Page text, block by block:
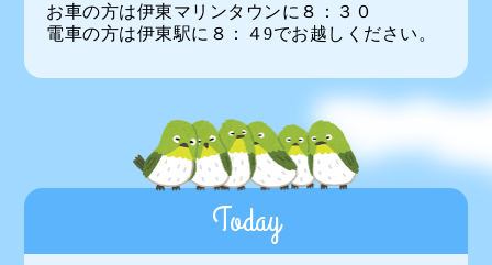
お車の方は伊東マリンタウンに８：３０
電車の方は伊東駅に８：４9でお越しください。
Today